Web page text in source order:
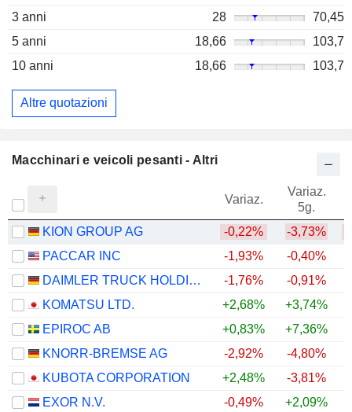
3 anni
28
70,45
5 anni
18,66
103,7
10 anni
18,66 103,7
Altre quotazioni
Macchinari e veicoli pesanti - Altri
Variaz.
Variaz.
5g.
KION GROUP AG -0,22% -3,73%
PACCAR INC
-1,93% -0,40%
DAIMLER TRUCK HOLDING AG
-1,76% -0,91%
KOMATSU LTD.
+2,68% +3,74%
EPIROC AB
+0,83% +7,36%
KNORR-BREMSE AG
-2,92% -4,80%
KUBOTA CORPORATION
+2,48% -3,81%
EXOR N.V.
-0,49% +2,09%